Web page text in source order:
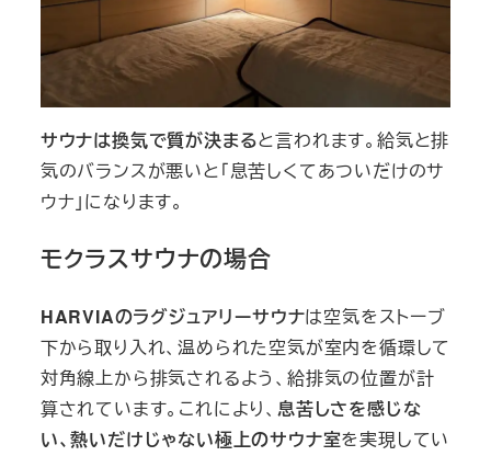
サウナは換気で質が決まると言われます。給気と排
気のバランスが悪いと「息苦しくてあついだけのサ
ウナ」になります。
モクラスサウナの場合
HARVIAのラグジュアリーサウナは空気をストーブ
下から取り入れ、温められた空気が室内を循環して
対角線上から排気されるよう、給排気の位置が計
算されています。これにより、 息苦しさを感じな
い、熱いだけじゃない極上のサウナ室を実現してい